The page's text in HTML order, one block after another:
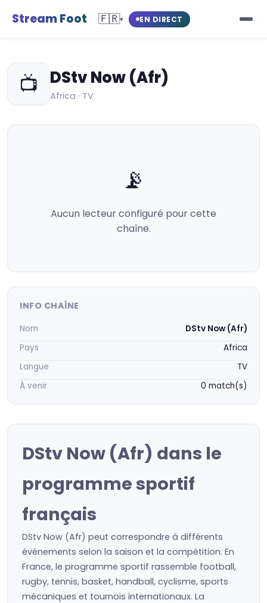
Stream Foot 🇫🇷▾ EN DIRECT
📺 DStv Now (Afr)
Africa · TV
📡
Aucun lecteur configuré pour cette
chaîne.
INFO CHAÎNE
Nom
DStv Now (Afr)
Pays
Africa
Langue
TV
À venir
0 match(s)
DStv Now (Afr) dans le
programme sportif
français
DStv Now (Afr) peut correspondre à différents
événements selon la saison et la compétition. En
France, le programme sportif rassemble football,
rugby, tennis, basket, handball, cyclisme, sports
mécaniques et tournois internationaux. La